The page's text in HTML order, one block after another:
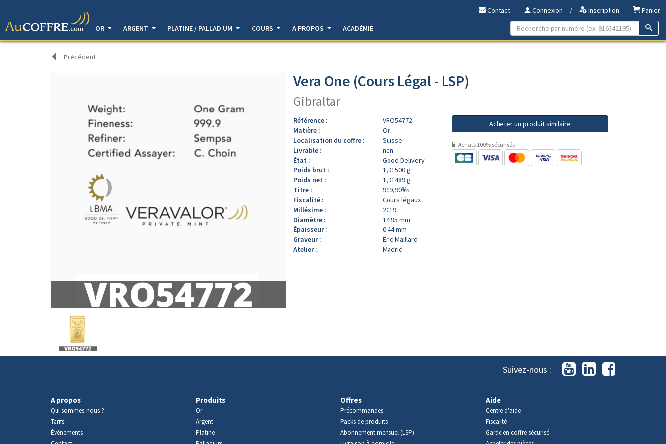
Contact Connexion / Inscription
Panier
OR
ARGENT PLATINE / PALLADIUM COURS A PROPOS ACADÉMIE
Précédent
Vera One (Cours Légal - LSP)
Gibraltar
Référence :
VRO54772
Matière :
Or
Localisation du coffre :
Suisse
Livrable :
non
État :
Good Delivery
Poids brut :
1,01500 g
Poids net :
1,01489 g
Titre :
999,90‰
Fiscalité :
Cours légaux
Millésime :
2019
Diamètre :
14.95 mm
Épaisseur :
0.44 mm
Graveur :
Eric Maillard
Atelier :
Madrid
Acheter un produit similaire
Achats 100% sécurisés
Suivez-nous :
A propos
Qui sommes-nous ?
Tarifs
Événements
Produits
Or
Argent
Platine
Offres
Précommandes
Packs de produits
Abonnement mensuel (LSP)
Aide
Centre d'aide
Fiscalité
Garde en coffre sécurisé